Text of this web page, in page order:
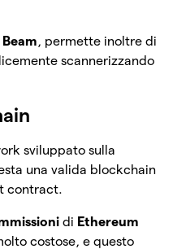
Beam, permette inoltre di
scannerizzando
sviluppato sulla
una valida blockchain
contract.
di Ethereum
costose, e questo